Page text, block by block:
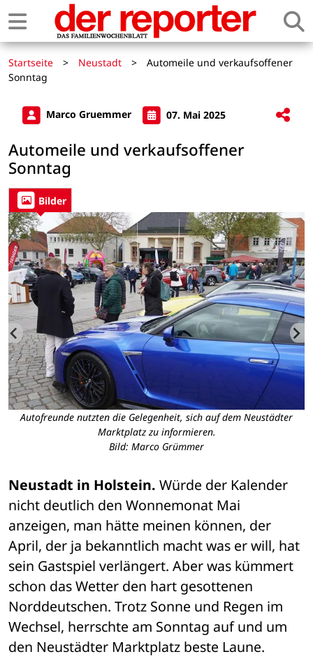
Startseite > Neustadt >
Automeile und verkaufsoffener
Sonntag
Marco Gruemmer 07. Mai 2025
Automeile und verkaufsoffener
Sonntag
Bilder
Autofreunde nutzten die Gelegenheit, sich auf dem Neustädter
Marktplatz zu informieren.
Bild: Marco Grümmer
Neustadt in Holstein. Würde der Kalender
nicht deutlich den Wonnemonat Mai
anzeigen, man hätte meinen können, der
April, der ja bekanntlich macht was er will, hat
sein Gastspiel verlängert. Aber was kümmert
schon das Wetter den hart gesottenen
Norddeutschen. Trotz Sonne und Regen im
Wechsel, herrschte am Sonntag auf und um
den Neustädter Marktplatz beste Laune.